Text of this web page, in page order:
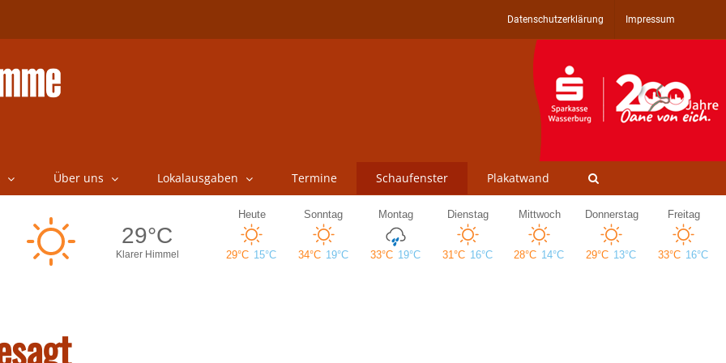
Datenschutzerklärung Impressum
Über uns Lokalausgaben Termine Schaufenster Plakatwand